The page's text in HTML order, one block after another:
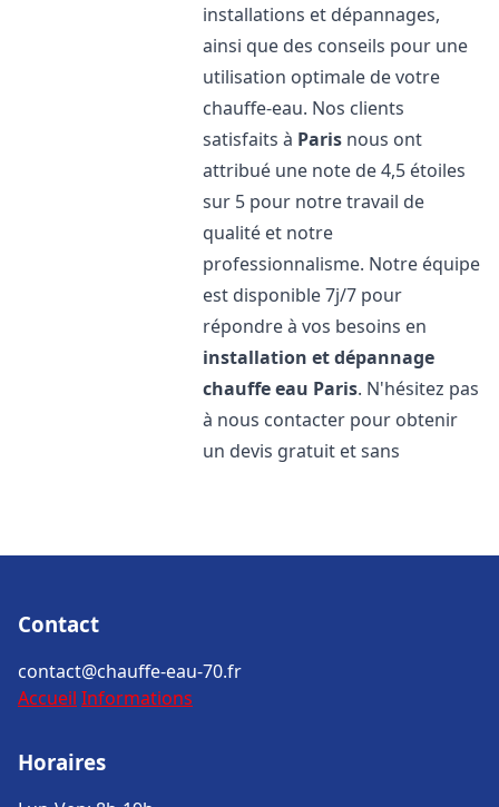
installations et dépannages,
ainsi que des conseils pour une
utilisation optimale de votre
chauffe-eau. Nos clients
satisfaits à Paris nous ont
attribué une note de 4,5 étoiles
sur 5 pour notre travail de
qualité et notre
professionnalisme. Notre équipe
est disponible 7j/7 pour
répondre à vos besoins en
installation et dépannage
chauffe eau Paris. N'hésitez pas
à nous contacter pour obtenir
un devis gratuit et sans
Contact
contact@chauffe-eau-70.fr
Accueil Informations
Horaires